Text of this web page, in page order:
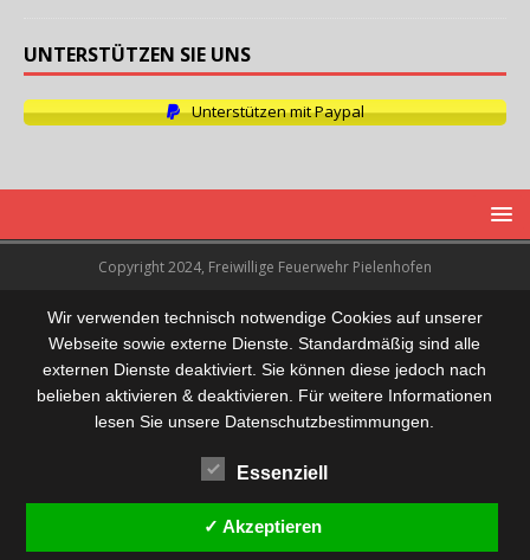
UNTERSTÜTZEN SIE UNS
Unterstützen mit Paypal
Copyright 2024, Freiwillige Feuerwehr Pielenhofen
Wir verwenden technisch notwendige Cookies auf unserer
Webseite sowie externe Dienste. Standardmäßig sind alle
externen Dienste deaktiviert. Sie können diese jedoch nach
belieben aktivieren & deaktivieren. Für weitere Informationen
lesen Sie unsere Datenschutzbestimmungen.
Essenziell
✓ Akzeptieren